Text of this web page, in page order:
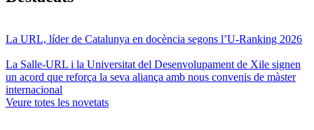
La URL, líder de Catalunya en docència segons l’U-Ranking 2026
La Salle-URL i la Universitat del Desenvolupament de Xile signen
un acord que reforça la seva aliança amb nous convenis de màster
internacional
Veure totes les novetats